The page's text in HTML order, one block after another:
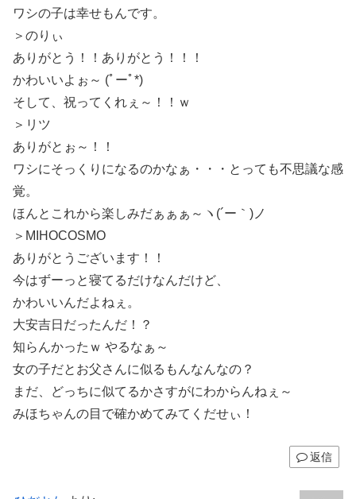
ワシの子は幸せもんです。
＞のりぃ
ありがとう！！ありがとう！！！
かわいいよぉ～ (ﾟーﾟ*)
そして、祝ってくれぇ～！！ｗ
＞リツ
ありがとぉ～！！
ワシにそっくりになるのかなぁ・・・とっても不思議な感
覚。
ほんとこれから楽しみだぁぁぁ～ヽ(´ー｀)ノ
＞MIHOCOSMO
ありがとうございます！！
今はずーっと寝てるだけなんだけど、
かわいいんだよねぇ。
大安吉日だったんだ！？
知らんかったｗ やるなぁ～
女の子だとお父さんに似るもんなんなの？
まだ、どっちに似てるかさすがにわからんねぇ～
みほちゃんの目で確かめてみてくだせぃ！
返信